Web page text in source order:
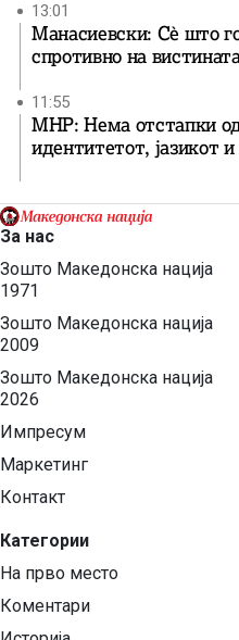
13:01
Манасиевски: Сè што
спротивно на
11:55
МНР: Нема отстапки
идентитетот, јазикот и
За нас
Зошто Македонска нација
1971
Зошто Македонска нација
2009
Зошто Македонска нација
2026
Импресум
Маркетинг
Контакт
Категории
На прво место
Коментари